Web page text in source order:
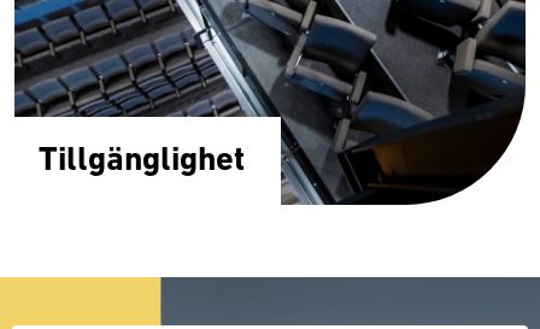
Tillgänglighet